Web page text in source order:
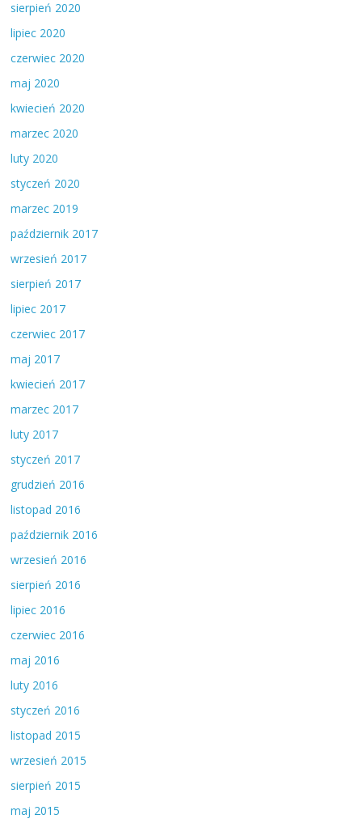
sierpień 2020
lipiec 2020
czerwiec 2020
maj 2020
kwiecień 2020
marzec 2020
luty 2020
styczeń 2020
marzec 2019
październik 2017
wrzesień 2017
sierpień 2017
lipiec 2017
czerwiec 2017
maj 2017
kwiecień 2017
marzec 2017
luty 2017
styczeń 2017
grudzień 2016
listopad 2016
październik 2016
wrzesień 2016
sierpień 2016
lipiec 2016
czerwiec 2016
maj 2016
luty 2016
styczeń 2016
listopad 2015
wrzesień 2015
sierpień 2015
maj 2015